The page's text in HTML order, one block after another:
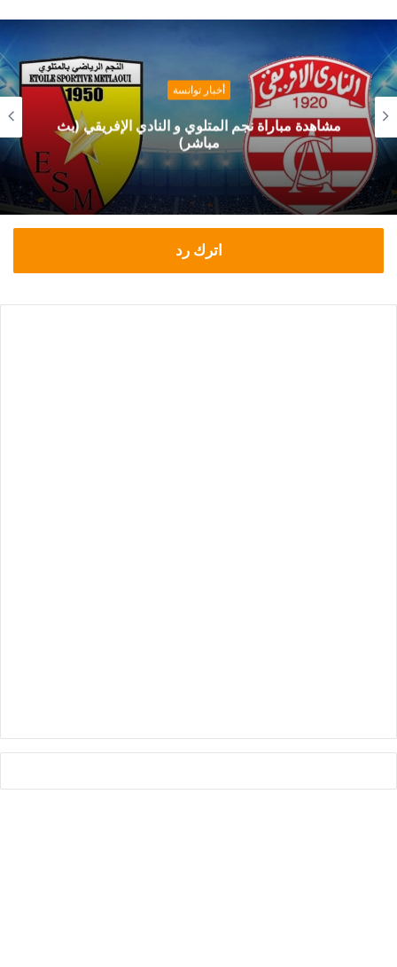
أخبار توانسة
مشاهدة مباراة نجم المتلوي و النادي الإفريقي (بث
مباشر)
اترك رد